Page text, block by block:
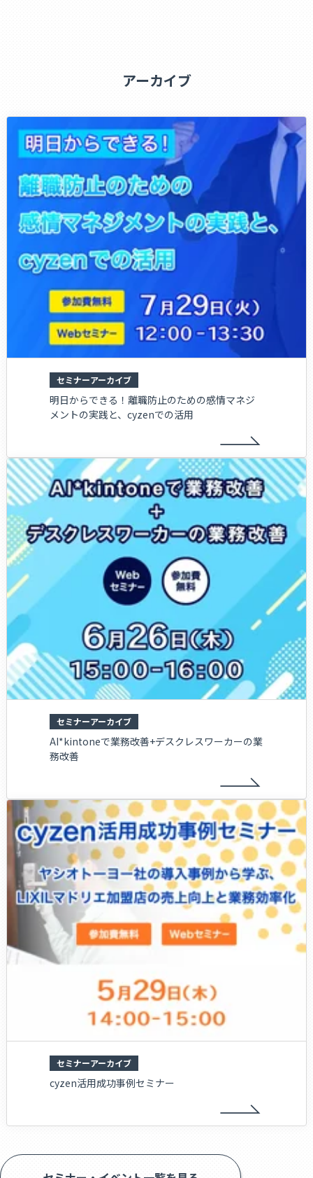
又は他国若しくは国際機関との交渉上不利益を被るおそれのある
・犯罪の予防，鎮圧又は捜査その他の公共の安全と秩序維持に支
障が及ぶおそれのある場合
・当社の業務の適正な実施に著しい支障を及ぼすおそれがある場
合
・法令に違反することとなる場合
開示や訂正等を請求される場合には、下記までご連絡ください。
折り返し手続きのご案内をさせていただきます。
＜個人情報の取扱いに関する問合せ＞
〒105-0004
東京都港区新橋五丁目35番8号 水野ビル2階
レッドフォックス株式会社 「個人情報問合せ窓口」宛て
Tel:03-6452-8040(代表)
Mail:privacy@redfox.co.jp
アーカイブ
セミナーアーカイブ
明日からできる！離職防止のための感情マネジ
メントの実践と、cyzenでの活用
セミナーアーカイブ
AI*kintoneで業務改善+デスクレスワーカーの業
務改善
セミナーアーカイブ
cyzen活用成功事例セミナー